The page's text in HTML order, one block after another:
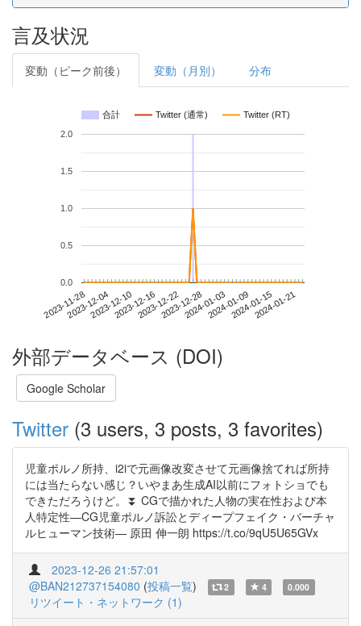
言及状況
変動（ピーク前後） 変動（月別） 分布
合計 Twitter (通常) Twitter (RT)
2023-11-282023-12-042023-12-102023-12-162023-12-222023-12-282024-01-032024-01-092024-01-152024-01-21
0.0
0.5
1.0
1.5
2.0
外部データベース (DOI)
Google Scholar
Twitter (3 users, 3 posts, 3 favorites)
児童ポルノ所持、i2iで元画像改変させて元画像捨てれば所持
には当たらない感じ？いやまあ生成AI以前にフォトショでも
できただろうけど。⏬ CGで描かれた人物の実在性および本
人特定性—CG児童ポルノ訴訟とディープフェイク・バーチャ
ルヒューマン技術— 原田 伸一朗 https://t.co/9qU5U65GVx
2023-12-26 21:57:01
@BAN212737154080 (投稿一覧) 2 4 0.000
リツイート・ネットワーク (1)